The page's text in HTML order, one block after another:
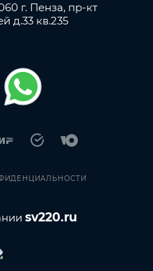
г. Пенза, пр-кт
д.33 кв.235
sv220.ru